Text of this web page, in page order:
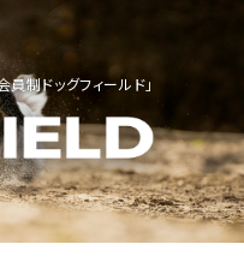
制ドッグフィールド」